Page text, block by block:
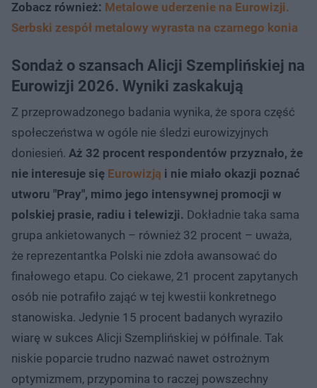
Zobacz również: Metalowe uderzenie na Eurowizji.
Serbski zespół metalowy wyrasta na czarnego konia
Sondaż o szansach Alicji Szemplińskiej na
Eurowizji 2026. Wyniki zaskakują
Z przeprowadzonego badania wynika, że spora część
społeczeństwa w ogóle nie śledzi eurowizyjnych
doniesień. Aż 32 procent respondentów przyznało, że
nie interesuje się Eurowizją i nie miało okazji poznać
utworu "Pray", mimo jego intensywnej promocji w
polskiej prasie, radiu i telewizji. Dokładnie taka sama
grupa ankietowanych – również 32 procent – uważa,
że reprezentantka Polski nie zdoła awansować do
finałowego etapu. Co ciekawe, 21 procent zapytanych
osób nie potrafiło zająć w tej kwestii konkretnego
stanowiska. Jedynie 15 procent badanych wyraziło
wiarę w sukces Alicji Szemplińskiej w półfinale. Tak
niskie poparcie trudno nazwać nawet ostrożnym
optymizmem, przypomina to raczej powszechny